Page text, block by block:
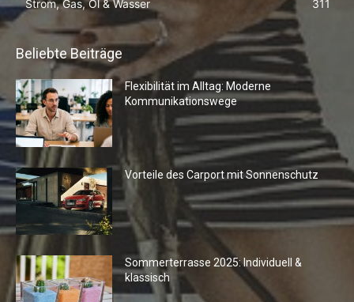
Strom, Gas, Öl & Wasser
311
Beliebte Beiträge
Flexibilität im Alltag: Moderne
Kommunikationswege
Vorteile des Carport mit Sonnenschutz
Sommerterrasse 2025: Individuell &
klassisch